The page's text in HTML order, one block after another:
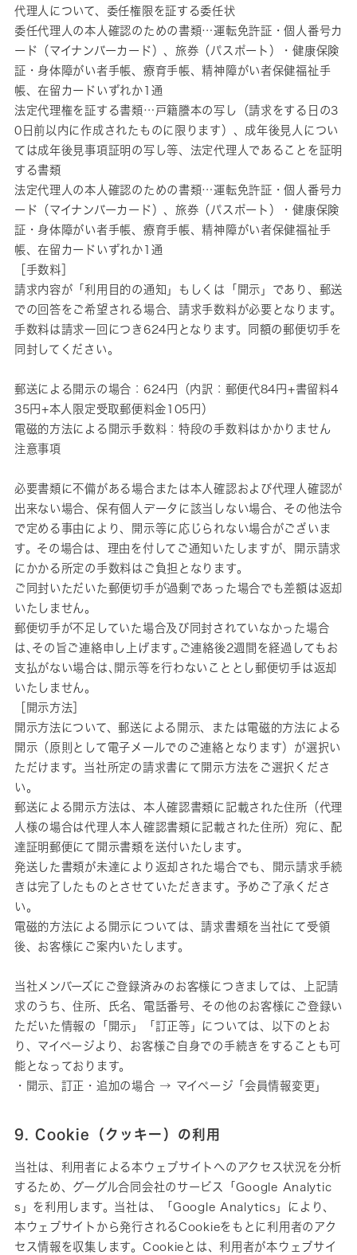
代理人について、委任権限を証する委任状
委任代理人の本人確認のための書類…運転免許証・個人番号カ
ード（マイナンバーカード）、旅券（パスポート）・健康保険
証・身体障がい者手帳、療育手帳、精神障がい者保健福祉手
帳、在留カードいずれか1通
法定代理権を証する書類…戸籍謄本の写し（請求をする日の3
0日前以内に作成されたものに限ります）、成年後見人につい
ては成年後見事項証明の写し等、法定代理人であることを証明
する書類
法定代理人の本人確認のための書類…運転免許証・個人番号カ
ード（マイナンバーカード）、旅券（パスポート）・健康保険
証・身体障がい者手帳、療育手帳、精神障がい者保健福祉手
帳、在留カードいずれか1通
［手数料］
請求内容が「利用目的の通知」もしくは「開示」であり、郵送
での回答をご希望される場合、請求手数料が必要となります。
手数料は請求一回につき624円となります。同額の郵便切手を
同封してください。
郵送による開示の場合：624円（内訳：郵便代84円+書留料4
35円+本人限定受取郵便料金105円）
電磁的方法による開示手数料：特段の手数料はかかりません
注意事項
必要書類に不備がある場合または本人確認および代理人確認が
出来ない場合、保有個人データに該当しない場合、その他法令
で定める事由により、開示等に応じられない場合がございま
す。その場合は、理由を付してご通知いたしますが、開示請求
にかかる所定の手数料はご負担となります。
ご同封いただいた郵便切手が過剰であった場合でも差額は返却
いたしません｡
郵便切手が不足していた場合及び同封されていなかった場合
は､その旨ご連絡申し上げます｡ご連絡後2週間を経過してもお
支払がない場合は､開示等を行わないこととし郵便切手は返却
いたしません｡
［開示方法］
開示方法について、郵送による開示、または電磁的方法による
開示（原則として電子メールでのご連絡となります）が選択い
ただけます。当社所定の請求書にて開示方法をご選択くださ
い。
郵送による開示方法は、本人確認書類に記載された住所（代理
人様の場合は代理人本人確認書類に記載された住所）宛に、配
達証明郵便にて開示書類を送付いたします。
発送した書類が未達により返却された場合でも、開示請求手続
きは完了したものとさせていただきます。予めご了承くださ
い。
電磁的方法による開示については、請求書類を当社にて受領
後、お客様にご案内いたします。
当社メンバーズにご登録済みのお客様につきましては、上記請
求のうち、住所、氏名、電話番号、その他のお客様にご登録い
ただいた情報の「開示」「訂正等」については、以下のとお
り、マイページより、お客様ご自身での手続きをすることも可
能となっております。
・開示、訂正・追加の場合 → マイページ「会員情報変更」
9. Cookie（クッキー）の利用
当社は、利用者による本ウェブサイトへのアクセス状況を分析
するため、グーグル合同会社のサービス「Google Analytic
s」を利用します。当社は、「Google Analytics」により、
本ウェブサイトから発行されるCookieをもとに利用者のアク
セス情報を収集します。Cookieとは、利用者が本ウェブサイ